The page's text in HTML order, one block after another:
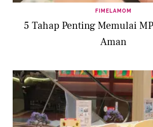
FIMELAMOM
5 Tahap Penting Memulai
Aman